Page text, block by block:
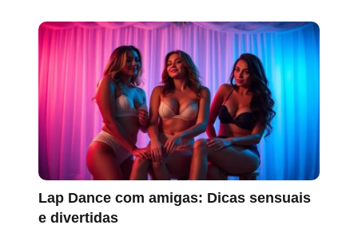
Lap Dance com amigas: Dicas sensuais
e divertidas